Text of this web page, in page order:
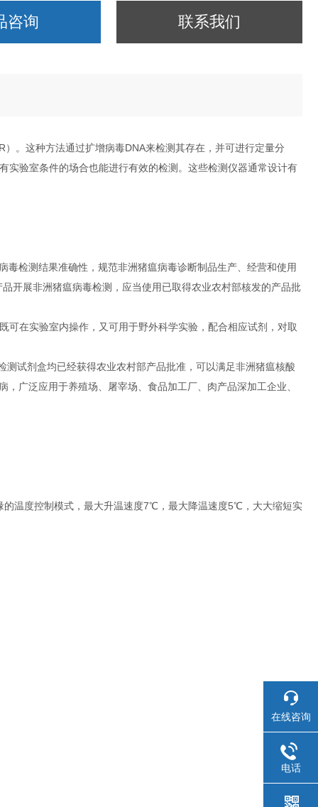
咨询 联系我们
。这种方法通过扩增病毒DNA来检测其存在，并可进行定量分
实验室条件的场合也能进行有效的检测。这些检测仪器通常设计有
检测结果准确性，规范非洲猪瘟病毒诊断制品生产、经营和使用
开展非洲猪瘟病毒检测，应当使用已取得农业农村部核发的产品批
在实验室内操作，又可用于野外科学实验，配合相应试剂，对取
试剂盒均已经获得农业农村部产品批准，可以满足非洲猪瘟核酸
广泛应用于养殖场、屠宰场、食品加工厂、肉产品深加工企业、
温度控制模式，最大升温速度7℃，最大降温速度5℃，大大缩短实
在线咨询
电话